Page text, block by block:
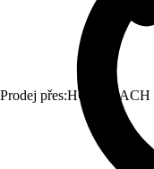
Prodej přes:HORNBACH